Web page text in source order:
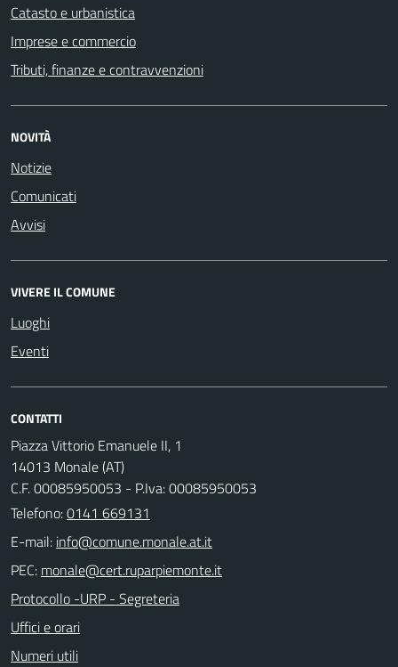
Catasto e urbanistica
Imprese e commercio
Tributi, finanze e contravvenzioni
NOVITÀ
Notizie
Comunicati
Avvisi
VIVERE IL COMUNE
Luoghi
Eventi
CONTATTI
Piazza Vittorio Emanuele II, 1
14013 Monale (AT)
C.F. 00085950053 - P.Iva: 00085950053
Telefono:0141 669131
E-mail:
PEC:
Protocollo -URP - Segreteria
Uffici e orari
Numeri utili